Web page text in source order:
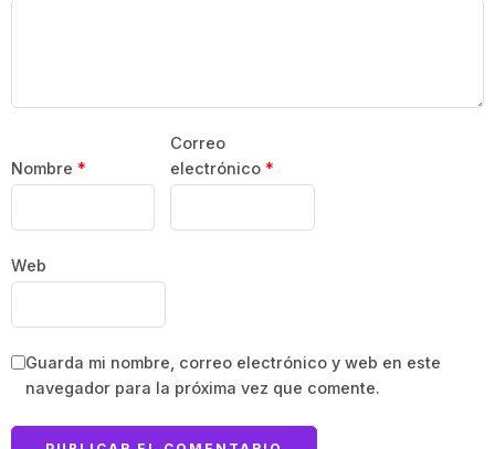
Nombre *
Correo
electrónico*
Web
Guarda mi nombre, correo electrónico y web en este
navegador para la próxima vez que comente.